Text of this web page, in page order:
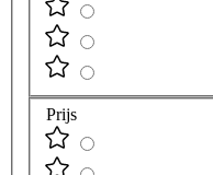
Prijs